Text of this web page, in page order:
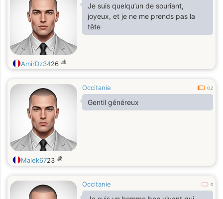
Je suis quelqu’un de souriant,
joyeux, et je ne me prends pas la
tête
AmirDz3426 歳
Occitanie 0.2
Gentil généreux
Malek6723 歳
Occitanie 0